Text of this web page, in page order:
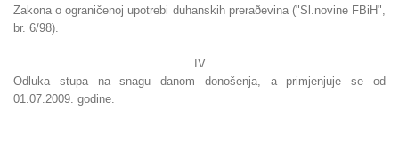
Zakona o ograničenoj upotrebi duhanskih preraðevina ("Sl.novine FBiH",
br. 6/98).
IV
Odluka stupa na snagu danom donošenja, a primjenjuje se od
01.07.2009. godine.